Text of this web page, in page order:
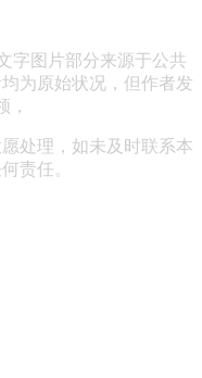
字图片部分来源于公共
为原始状况，但作者发
，
处理，如未及时联系本
责任。